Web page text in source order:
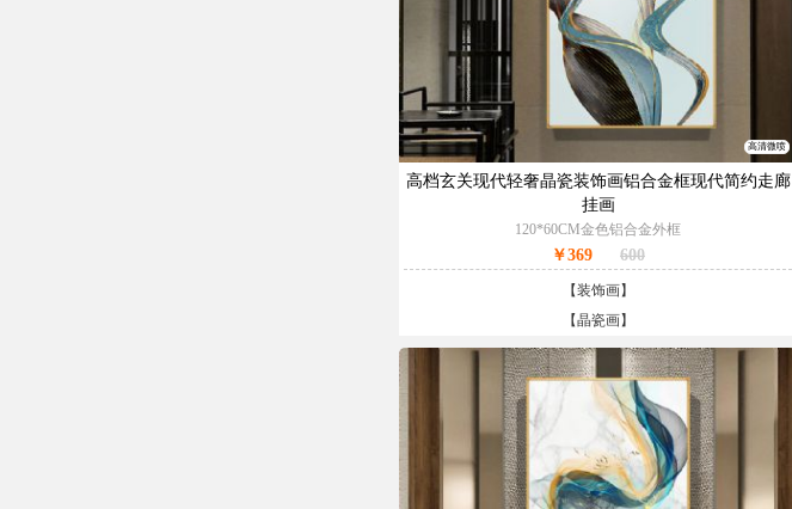
高清微喷
高档玄关现代轻奢晶瓷装饰画铝合金框现代简约走廊
挂画
120*60CM金色铝合金外框
￥369 600
【装饰画】
【晶瓷画】